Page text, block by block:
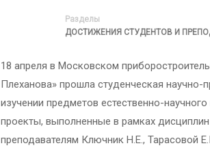
Разделы
ДОСТИЖЕНИЯ СТУДЕНТОВ И
18 апреля в Московском
Плеханова» прошла студенческая
изучении предметов естественно-
проекты, выполненные в рамках
преподавателям Ключник Н.Е., Тарасовой